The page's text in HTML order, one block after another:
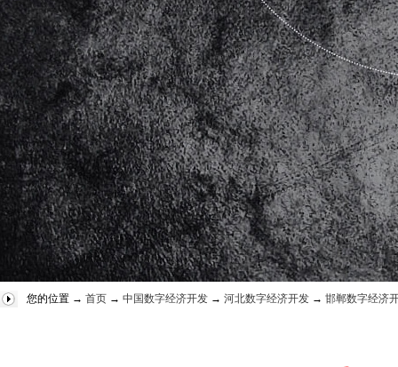
您的位置 → 首页 → 中国数字经济开发 → 河北数字经济开发 → 邯郸数字经济